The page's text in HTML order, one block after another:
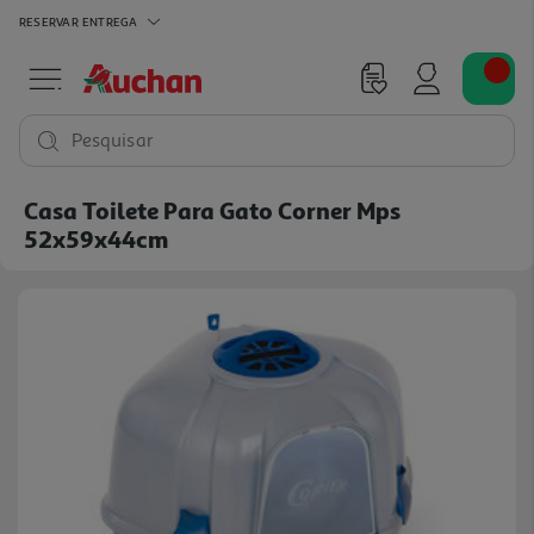
RESERVAR ENTREGA
Pesquisar
Casa Toilete Para Gato Corner Mps
52x59x44cm